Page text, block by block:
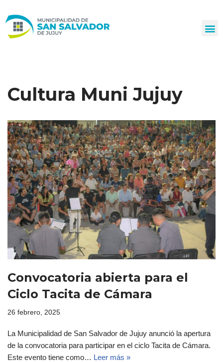
al
Cultura Muni Jujuy
Convocatoria abierta para el
Ciclo Tacita de Cámara
26 febrero, 2025
La Municipalidad de San Salvador de Jujuy anunció la apertura
de la convocatoria para participar en el ciclo Tacita de Cámara.
Este evento tiene como… Leer más »